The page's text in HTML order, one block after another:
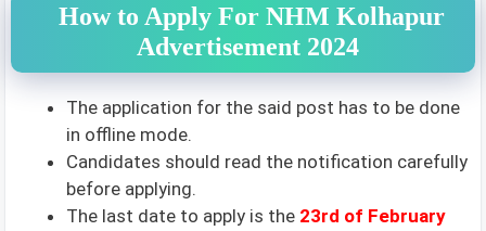
How to Apply For NHM Kolhapur
Advertisement 2024
The application for the said post has to be done
in offline mode.
Candidates should read the notification carefully
before applying.
The last date to apply is the 23rd of February